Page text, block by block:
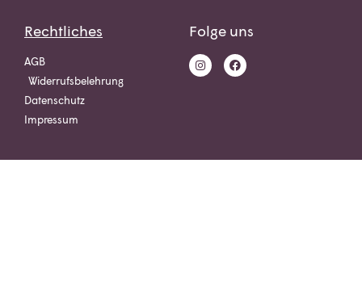
Rechtliches
AGB
Widerrufsbelehrung
Datenschutz
Impressum
Folge uns